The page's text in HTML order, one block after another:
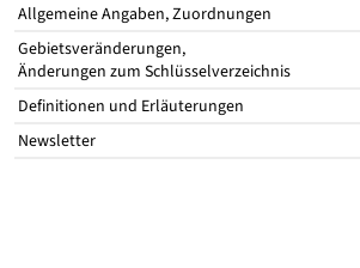
Allgemeine Angaben, Zuordnungen
Gebietsveränderungen,
Änderungen zum Schlüsselverzeichnis
Definitionen und Erläuterungen
Newsletter